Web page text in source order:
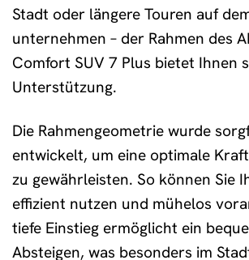
Stadt oder längere Touren auf
unternehmen – der Rahmen des
Comfort SUV 7 Plus bietet Ihnen
Unterstützung.
Die Rahmengeometrie wurde
entwickelt, um eine optimale
zu gewährleisten. So können Sie
effizient nutzen und mühelos
tiefe Einstieg ermöglicht ein
Absteigen, was besonders im